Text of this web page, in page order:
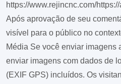
https://www.rejincnc.com/
Após aprovação de seu
visível para o público no
Média Se você enviar imagens
enviar imagens com dados de
(EXIF GPS) incluídos. Os